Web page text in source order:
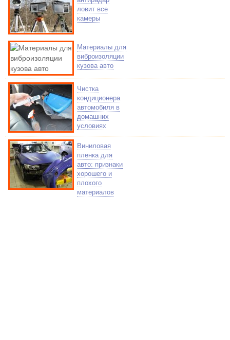
ловит все
камеры
Материалы для
виброизоляции
кузова авто
Чистка
кондиционера
автомобиля в
домашних
условиях
Виниловая
пленка для
авто: признаки
хорошего и
плохого
материалов